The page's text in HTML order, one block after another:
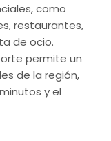
como
restaurantes,
de ocio.
permite un
de la región,
y el